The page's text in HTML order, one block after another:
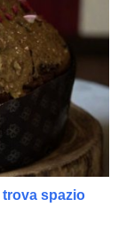
trova spazio